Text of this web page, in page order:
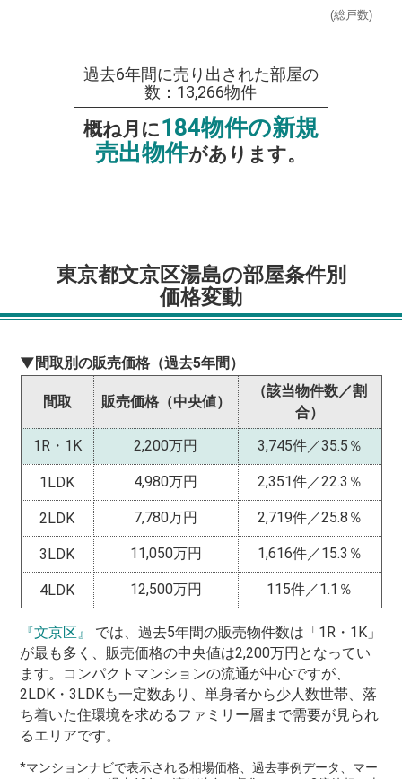
(総戸数)
過去6年間に売り出された部屋の
数：13,266物件
概ね月に184物件の新規
売出物件があります。
東京都文京区湯島の部屋条件別
価格変動
▼間取別の販売価格（過去5年間）
間取 販売価格（中央値）
（該当物件数／割
合）
1R・1K
2,200万円 3,745件／35.5％
1LDK 4,980万円 2,351件／22.3％
2LDK 7,780万円 2,719件／25.8％
3LDK 11,050万円 1,616件／15.3％
4LDK 12,500万円 115件／1.1％
『文京区』
では、過去5年間の販売物件数は「1R・1K」
が最も多く、販売価格の中央値は2,200万円となってい
ます。コンパクトマンションの流通が中心ですが、
2LDK・3LDKも一定数あり、単身者から少人数世帯、落
ち着いた住環境を求めるファミリー層まで需要が見られ
るエリアです。
*マンションナビで表示される相場価格、過去事例データ、マー